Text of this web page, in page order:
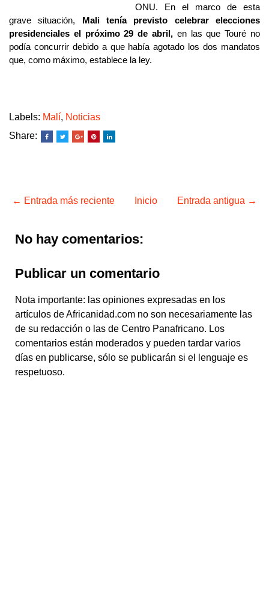
ONU. En el marco de esta
grave situación,
Mali tenía previsto celebrar elecciones
presidenciales el próximo 29 de abril, en las que Touré no
podía concurrir debido a que había agotado los dos mandatos
que, como máximo, establece la ley.
Labels: Malí, Noticias
Share:
← Entrada más reciente Entrada antigua →
Inicio
No hay comentarios:
Publicar un comentario
Nota importante: las opiniones expresadas en los
artículos de Africanidad.com no son necesariamente las
de su redacción o las de Centro Panafricano. Los
comentarios están moderados y pueden tardar varios
días en publicarse, sólo se publicarán si el lenguaje es
respetuoso.